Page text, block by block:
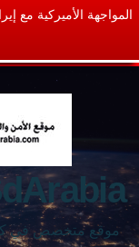
المواجهة الأميركية مع
موقع متخصص في